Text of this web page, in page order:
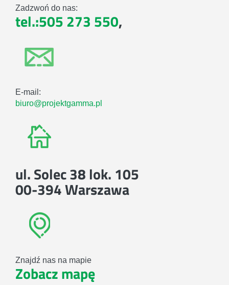
Zadzwoń do nas:
tel.:505 273 550,
E-mail:
biuro@projektgamma.pl
ul. Solec 38 lok. 105
00-394 Warszawa
Znajdź nas na mapie
Zobacz mapę